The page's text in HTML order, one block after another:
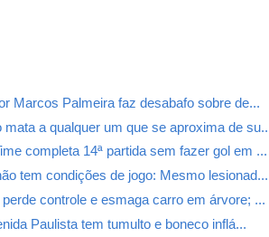
Marcos Palmeira faz desabafo sobre de...
mata a qualquer um que se aproxima de
completa 14ª partida sem fazer gol em ...
tem condições de jogo: Mesmo lesionad...
controle e esmaga carro em árvore; ...
Paulista tem tumulto e boneco inflá...